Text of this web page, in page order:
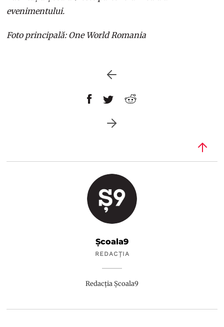
evenimentului.
Foto principală: One World Romania
Școala9
REDACȚIA
Redacția Școala9